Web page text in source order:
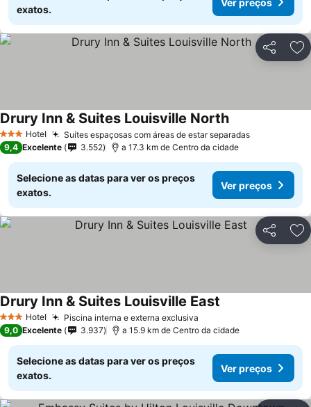
exatos.
Partilhar
3 EstrelasHotel Suítes espaçosas com áreas de estar separadas
Drury Inn & Suites Louisville North
9,4 Excelente 3.552 a 17.3 km de Centro da cidade
Selecione as datas para ver os preços
exatos.
Ver preços
Partilhar
3 EstrelasHotel Piscina interna e externa exclusiva
Drury Inn & Suites Louisville East
9,0 Excelente 3.937 a 15.9 km de Centro da cidade
Selecione as datas para ver os preços
exatos.
Ver preços